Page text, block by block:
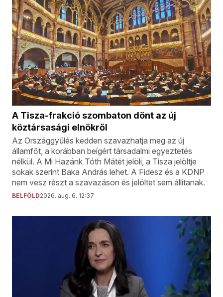
A Tisza-frakció szombaton dönt az új
köztársasági elnökről
Az Országgyűlés kedden szavazhatja meg az új
államfőt, a korábban beígért társadalmi egyeztetés
nélkül. A Mi Hazánk Tóth Mátét jelöli, a Tisza jelöltje
sokak szerint Baka András lehet. A Fidesz és a KDNP
nem vesz részt a szavazáson és jelöltet sem állítanak.
BELFÖLD2026. aug. 6. 12:37